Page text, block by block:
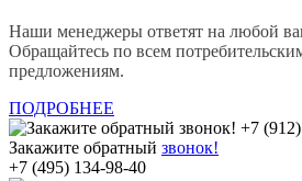
Наши менеджеры ответят на любой
Обращайтесь по всем
предложениям.
ПОДРОБНЕЕ
Закажите обратный звонок!
+7 (495) 134-98-40